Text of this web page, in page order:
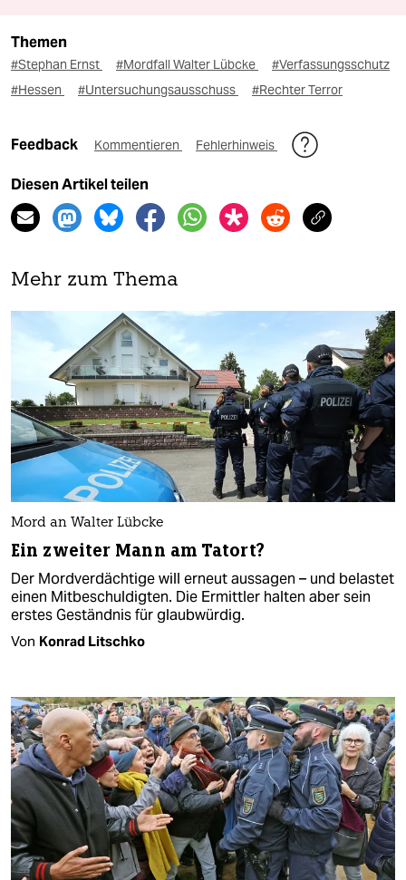
Themen
#Stephan Ernst #Mordfall Walter Lübcke
#Verfassungsschutz
#Hessen
#Untersuchungsausschuss #Rechter Terror
Feedback Kommentieren Fehlerhinweis
Diesen Artikel teilen
Mehr zum Thema
Mord an Walter Lübcke
Ein zweiter Mann am Tatort?
Der Mordverdächtige will erneut aussagen – und belastet
einen Mitbeschuldigten. Die Ermittler halten aber sein
erstes Geständnis für glaubwürdig.
Von Konrad Litschko